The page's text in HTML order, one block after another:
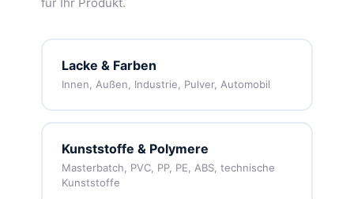
Lacke & Farben
Innen, Außen, Industrie, Pulver, Automobil
Kunststoffe & Polymere
Masterbatch, PVC, PP, PE, ABS, technische
Kunststoffe